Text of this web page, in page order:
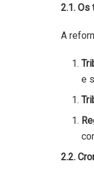
2.1. Os
A
e
2.2.